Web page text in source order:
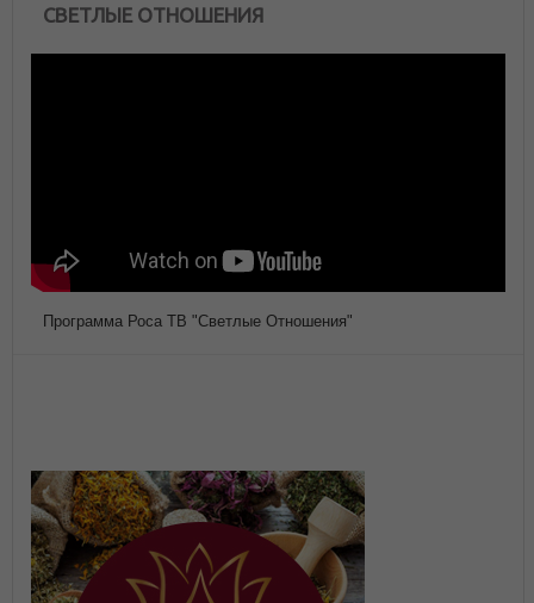
СВЕТЛЫЕ ОТНОШЕНИЯ
Программа Роса ТВ "Светлые Отношения"